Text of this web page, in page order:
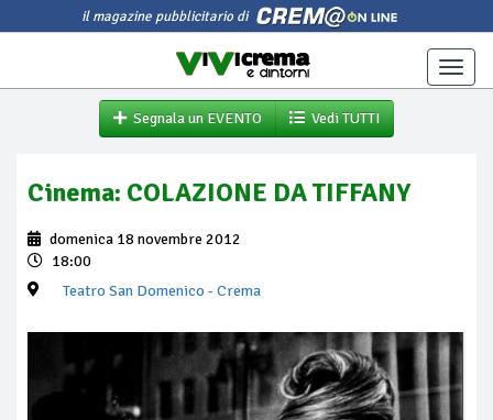
il magazine pubblicitario di
Toggle
Segnala un EVENTO
Vedi TUTTI
Cinema: COLAZIONE DA TIFFANY
domenica 18 novembre 2012
18:00
Teatro San Domenico - Crema